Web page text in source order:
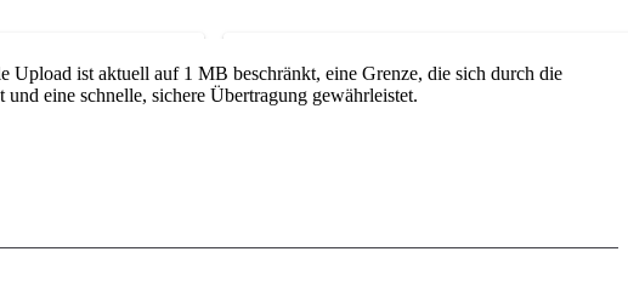
Upload ist aktuell auf 1 MB beschränkt, eine Grenze, die sich durch die
eine schnelle, sichere Übertragung gewährleistet.